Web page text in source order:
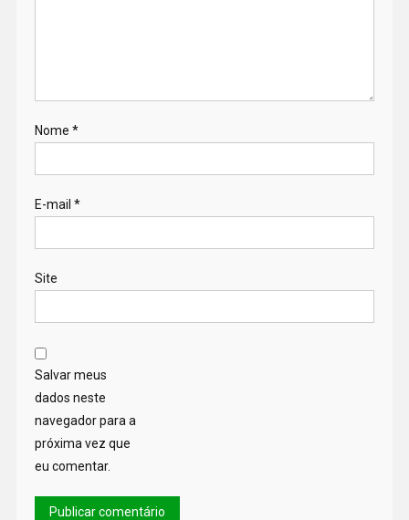
Nome *
E-mail *
Site
Salvar meus
dados neste
navegador para a
próxima vez que
eu comentar.